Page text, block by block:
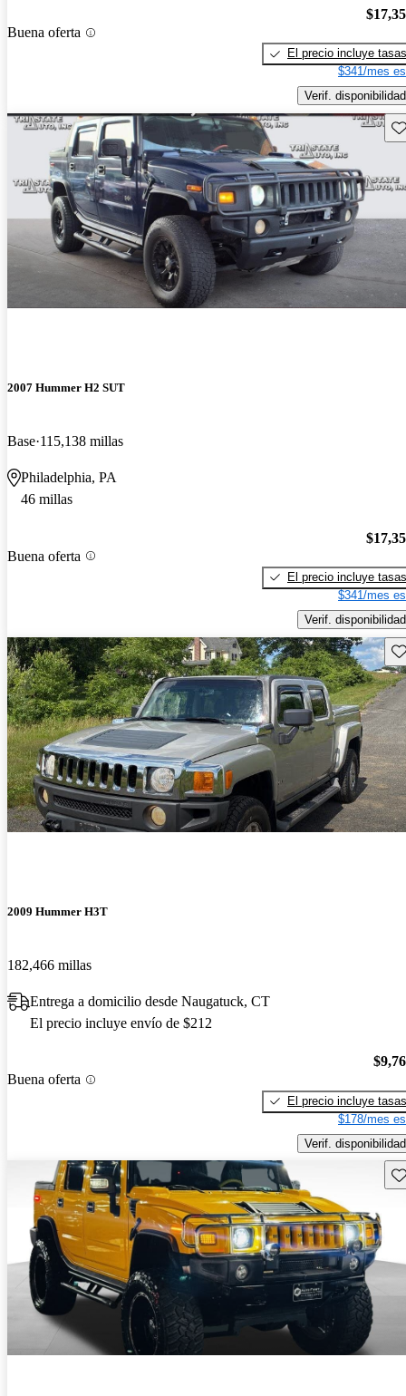
Buena oferta
El precio incluye tasas
$341/mes
Verif. disponibilidad
2007 Hummer H2 SUT
Base 115,138 millas
Philadelphia, PA
46 millas
Buena oferta
El precio incluye tasas
$341/mes
Verif. disponibilidad
2009 Hummer H3T
182,466 millas
Entrega a domicilio desde Naugatuck, CT
El precio incluye envío de $212
Buena oferta
El precio incluye tasas
$178/mes
Verif. disponibilidad